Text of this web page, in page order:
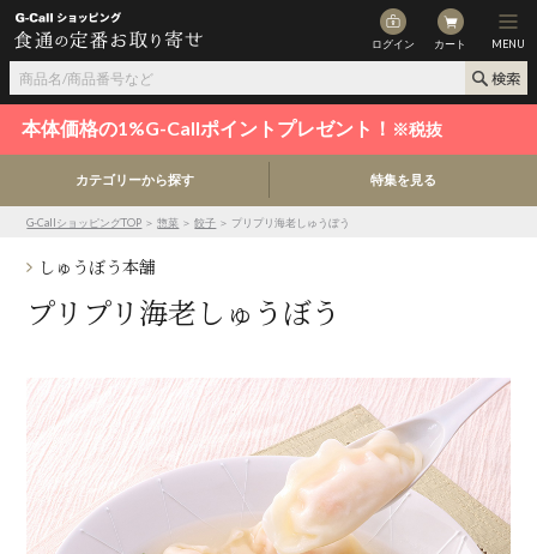
ログイン カート MENU
本体価格の1%G-Callポイントプレゼント！ ※税抜
カテゴリーから探す 特集を見る
G-CallショッピングTOP ＞惣菜 ＞餃子 ＞ プリプリ海老しゅうぼう
しゅうぼう本舗
プリプリ海老しゅうぼう